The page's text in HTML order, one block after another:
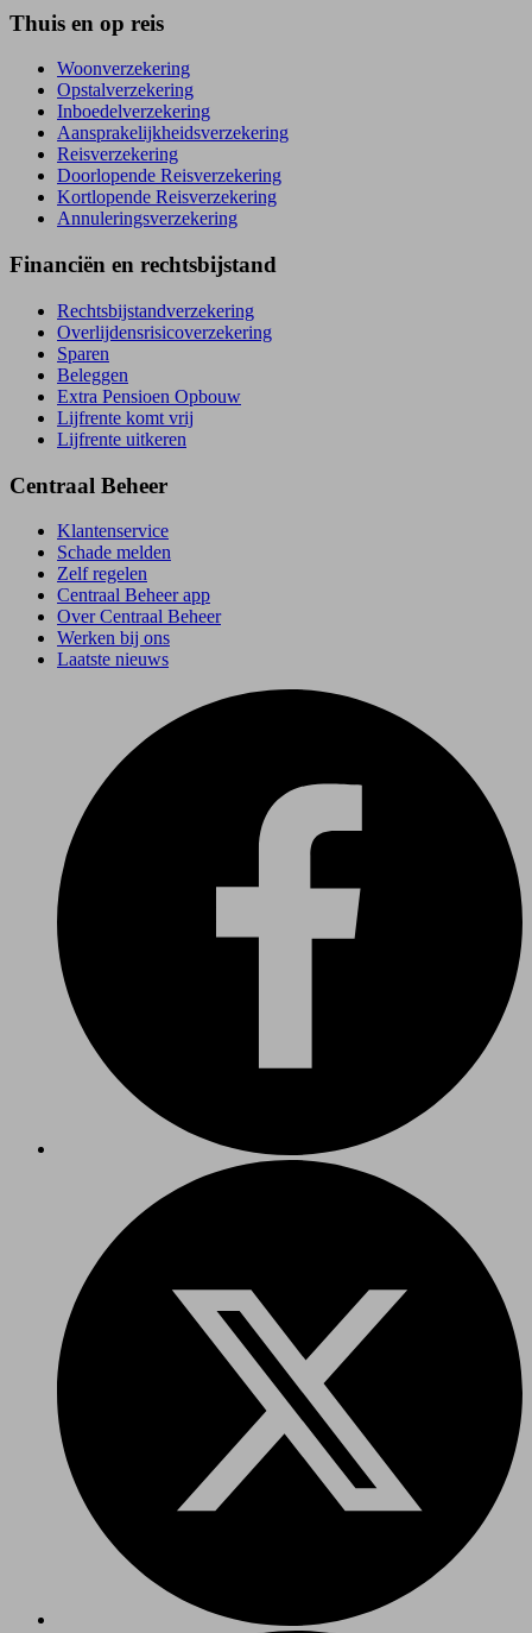
Thuis en op reis
Woonverzekering
Opstal­verzekering
Inboedel­verzekering
Aansprakelijkheids­verzekering
Reisverzekering
Doorlopende Reisverzekering
Kortlopende Reisverzekering
Annuleringsverzekering
Financiën en rechtsbijstand
Rechtsbijstand­verzekering
Overlijdensrisico­verzekering
Sparen
Beleggen
Extra Pensioen Opbouw
Lijfrente komt vrij
Lijfrente uitkeren
Centraal Beheer
Klantenservice
Schade melden
Zelf regelen
Centraal Beheer app
Over Centraal Beheer
Werken bij ons
Laatste nieuws